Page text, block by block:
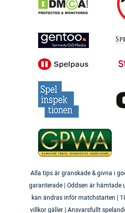
Alla tips är granskade & givna i
garanterade | Oddsen är hämtade
kan ändras inför matchstarten |
villkor gäller | Ansvarsfullt